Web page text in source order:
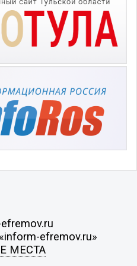
efremov.ru»
МЕСТА